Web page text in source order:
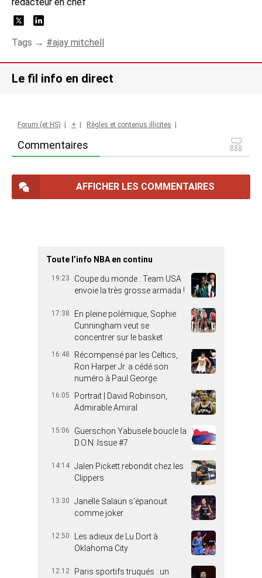
rédacteur en chef
Tags → ajay mitchell
Le fil info en direct
Commentaires
Forum (et HS) + Règles et contenus illicites
AFFICHER LES COMMENTAIRES
Toute l’info NBA en continu
19:23
Coupe du monde : Team USA
envoie la très grosse armada !
17:38
En pleine polémique, Sophie
Cunningham veut se
concentrer sur le basket
16:48
Récompensé par les Celtics,
Ron Harper Jr. a cédé son
numéro à Paul George
16:05
Portrait | David Robinson,
Admirable Amiral
15:06
Guerschon Yabusele boucle la
D.O.N. Issue #7
14:14 Jalen Pickett rebondit chez les
Clippers
13:30
Janelle Salaün s’épanouit
comme joker
12:50
Les adieux de Lu Dort à
Oklahoma City
12:12
Paris sportifs truqués : un